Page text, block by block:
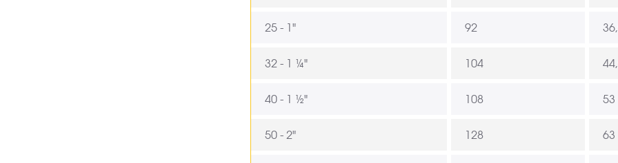
25 - 1" 92
32 - 1 ¼" 104
40 - 1 ½" 108 53
50 - 2" 128 63